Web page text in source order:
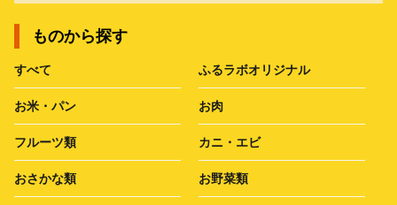
ものから探す
すべて ふるラボオリジナル
お米・パン お肉
フルーツ類 カニ・エビ
おさかな類 お野菜類